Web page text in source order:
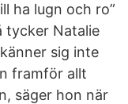
ha lugn och ro”
tycker Natalie
sig inte
framför allt
säger hon när